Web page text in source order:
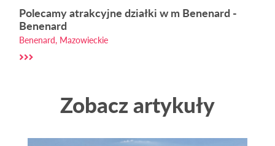
Polecamy atrakcyjne działki w m Benenard -
Benenard
Benenard, Mazowieckie
Zobacz artykuły